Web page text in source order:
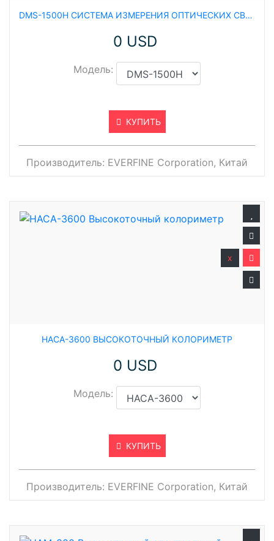
DMS-1500H СИСТЕМА ИЗМЕРЕНИЯ ОПТИЧЕСКИХ СВОЙСТВ ПРИ ВЫСОКИХ И НИЗКИХ ТЕМПЕРАТУРАХ. ИЗМЕРЕНИЕ ОПТИЧЕСКИЙ СВОЙСТВ OLED, КОЭФФИЦИЭНТА КОНТРАСТА, ТЕСТОВ НА ОТРАЖЕНИЯ
0 USD
Модель:
КУПИТЬ
Производитель: EVERFINE Corporation, Китай
HACA-3600 ВЫСОКОТОЧНЫЙ КОЛОРИМЕТР
0 USD
Модель:
КУПИТЬ
x
Производитель: EVERFINE Corporation, Китай